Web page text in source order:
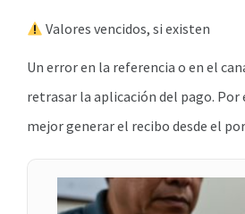
Valores vencidos, si existen
Un error en la referencia o en el
retrasar la aplicación del pago. Por
mejor generar el recibo desde el